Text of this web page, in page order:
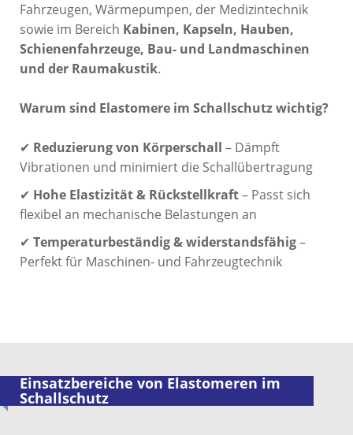
Fahrzeugen, Wärmepumpen, der Medizintechnik
sowie im Bereich Kabinen, Kapseln, Hauben,
Schienenfahrzeuge, Bau- und Landmaschinen
und der Raumakustik.
Warum sind Elastomere im Schallschutz wichtig?
✔ Reduzierung von Körperschall – Dämpft
Vibrationen und minimiert die Schallübertragung
✔ Hohe Elastizität & Rückstellkraft– Passt sich
flexibel an mechanische Belastungen an
✔ Temperaturbeständig & widerstandsfähig–
Perfekt für Maschinen- und Fahrzeugtechnik
Einsatzbereiche von Elastomeren im
Schallschutz